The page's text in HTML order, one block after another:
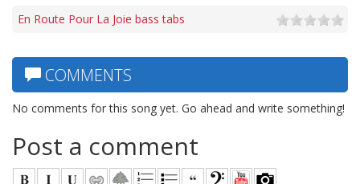
En Route Pour La Joie bass tabs
COMMENTS
No comments for this song yet. Go ahead and write something!
Post a comment